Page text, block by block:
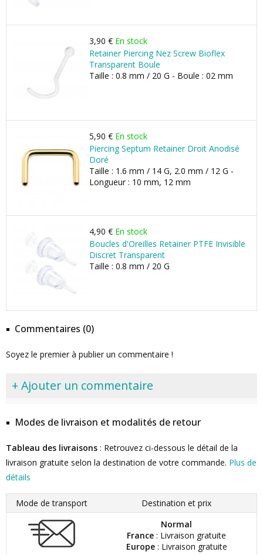
3,90 € En stock
Retainer Piercing Nez Screw Bioflex
Transparent Boule
Taille : 0.8 mm / 20 G - Boule : 02 mm
5,90 € En stock
Piercing Septum Retainer Droit Anodisé
Doré
Taille : 1.6 mm / 14 G, 2.0 mm / 12 G -
Longueur : 10 mm, 12 mm
4,90 € En stock
Boucles d'Oreilles Retainer PTFE Invisible
Discret Transparent
Taille : 0.8 mm / 20 G
Commentaires (0)
Soyez le premier à publier un commentaire !
+ Ajouter un commentaire
Modes de livraison et modalités de retour
Tableau des livraisons : Retrouvez ci-dessous le détail de la
livraison gratuite selon la destination de votre commande. Plus de
détails
Mode de transport
Destination et prix
Normal
France : Livraison gratuite
Europe: Livraison gratuite